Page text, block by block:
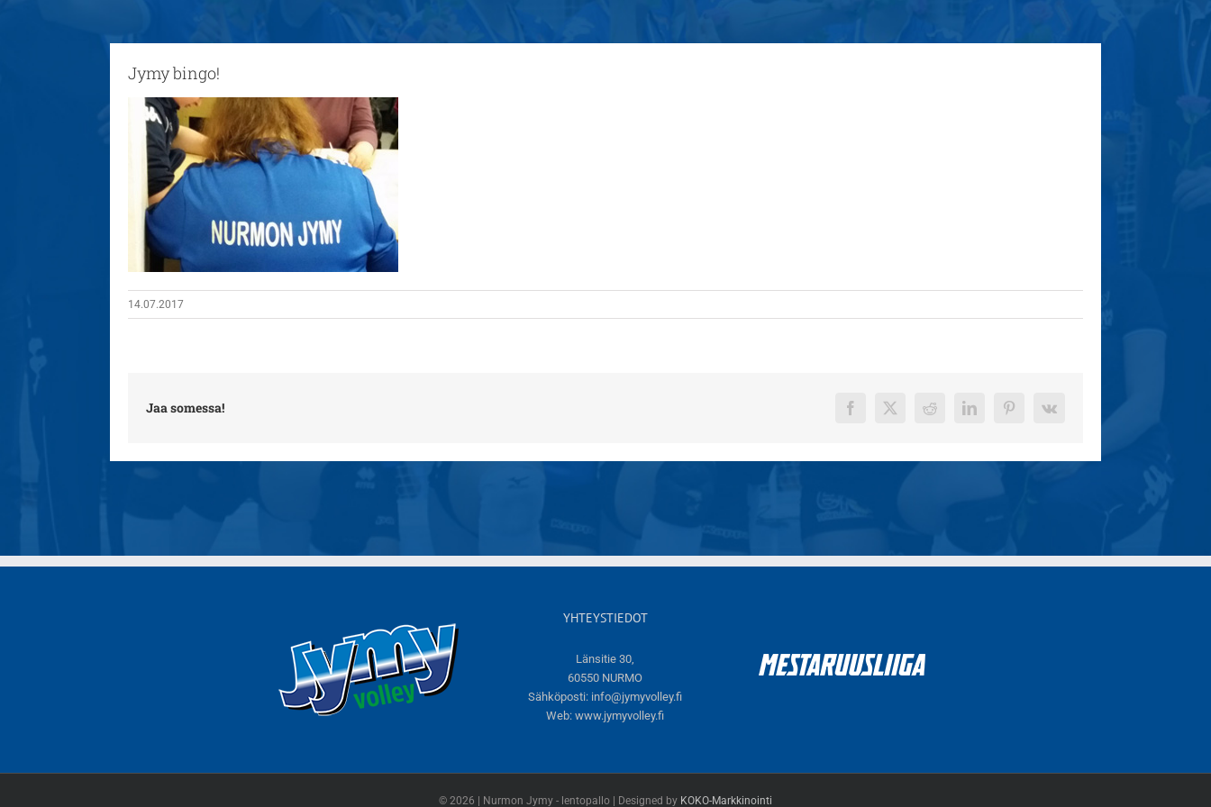
Jymy bingo!
14.07.2017
Jaa somessa! Facebook
X Reddit LinkedInPinterest
Vk
YHTEYSTIEDOT
Länsitie 30,
60550 NURMO
Sähköposti: info@jymyvolley.fi
Web:www.jymyvolley.fi
© 2026 | Nurmon Jymy - lentopallo | Designed by KOKO-Markkinointi